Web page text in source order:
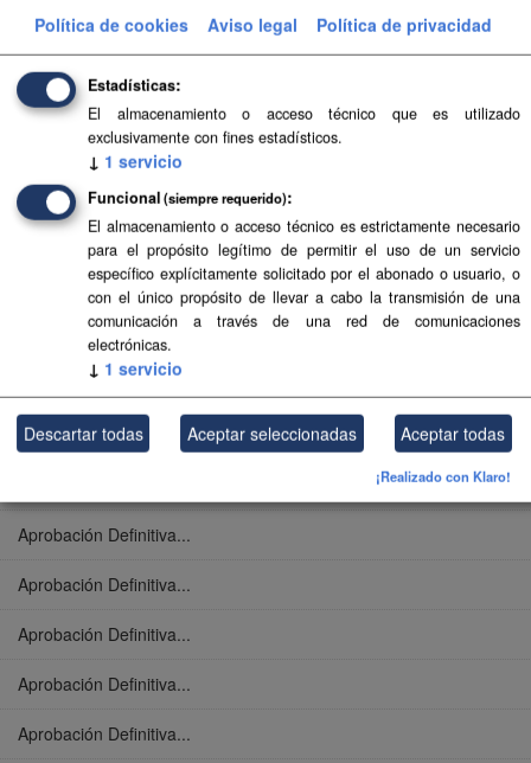
Aprobación Definitiva...
Aprobación Definitiva...
Aprobación Definitiva...
Aprobación Definitiva...
Aprobación Definitiva...
Aprobación Definitiva...
Aprobación Definitiva...
Aprobación Definitiva...
Aprobación Definitiva...
Aprobación Definitiva...
Aprobación Definitiva...
Aprobación Definitiva...
Aprobación Definitiva...
Aprobación Definitiva...
Política de cookies Aviso legal Política de privacidad
Estadísticas
El almacenamiento o acceso técnico que es utilizado
exclusivamente con fines estadísticos.
↓ 1 servicio
Funcional (siempre requerido)
El almacenamiento o acceso técnico es estrictamente necesario
para el propósito legítimo de permitir el uso de un servicio
específico explícitamente solicitado por el abonado o usuario, o
con el único propósito de llevar a cabo la transmisión de una
comunicación a través de una red de comunicaciones
electrónicas.
↓ 1 servicio
Descartar todas Aceptar seleccionadas Aceptar todas
¡Realizado con Klaro!